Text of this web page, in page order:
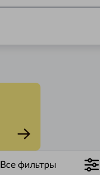
Все фильтры